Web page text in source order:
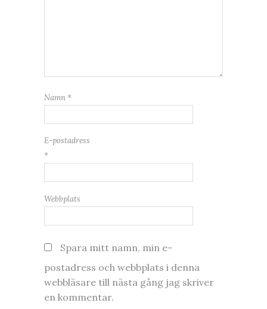
Namn *
E-postadress
*
Webbplats
Spara mitt namn, min e-
postadress och webbplats i denna
webbläsare till nästa gång jag skriver
en kommentar.